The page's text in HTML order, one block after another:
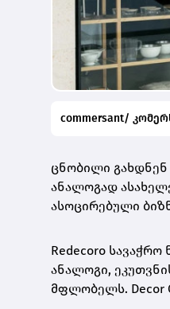
commersant/
ცნობილი გახდნენ
ანალოგად
ასოცირებული
Redecoro
ანალოგი,
მფლობელს. Decor